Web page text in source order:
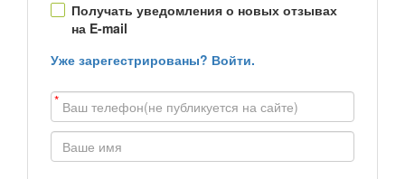
Получать уведомления о новых отзывах
на E-mail
Уже зарегестрированы? Войти.
*